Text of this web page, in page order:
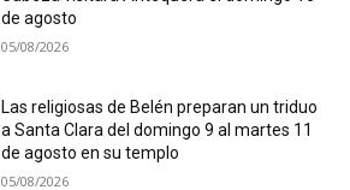
de agosto
05/08/2026
Las religiosas de Belén preparan un triduo
a Santa Clara del domingo 9 al martes 11
de agosto en su templo
05/08/2026